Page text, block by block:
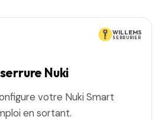
WILLEMS
SERRURIER
Nuki
votre Nuki Smart
en sortant.